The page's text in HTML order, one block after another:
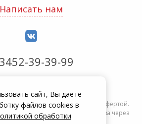
Написать нам
39-39-99
не является публичной офертой.
только при оформлении заказа через
магазин zakrepi.ru.
сайт, Вы даете
файлов cookies в
обработки